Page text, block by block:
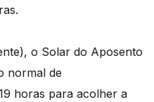
o Solar do Aposento
normal de
horas para acolher a